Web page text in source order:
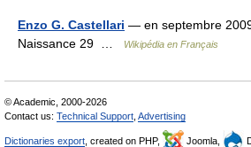
Enzo G. Castellari — en septembre
Naissance 29 …
Wikipédia en Français
© Academic, 2000-2026
Contact us: Technical Support Advertising
Dictionaries export , created on PHP, Joomla,